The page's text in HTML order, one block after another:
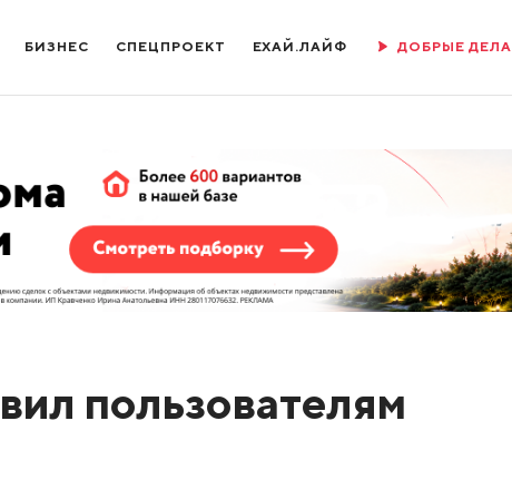
БИЗНЕС СПЕЦПРОЕКТ ЕХАЙ.ЛАЙФ ДОБРЫЕ ДЕЛА
пользователям